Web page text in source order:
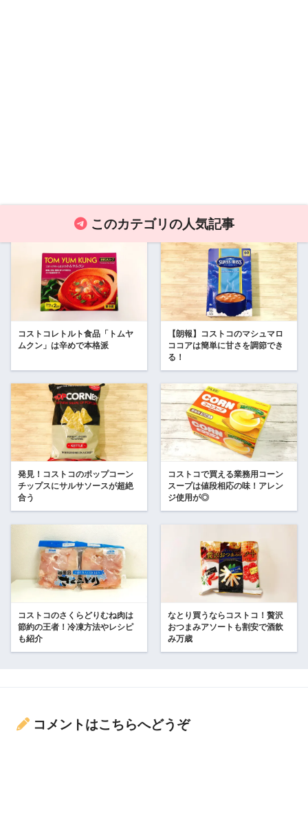
このカテゴリの人気記事
コストコレトルト食品「トムヤ
ムクン」は辛めで本格派
【朗報】コストコのマシュマロ
ココアは簡単に甘さを調節でき
る！
発見！コストコのポップコーン
チップスにサルサソースが超絶
合う
コストコで買える業務用コーン
スープは値段相応の味！アレン
ジ使用が◎
コストコのさくらどりむね肉は
節約の王者！冷凍方法やレシピ
も紹介
なとり買うならコストコ！贅沢
おつまみアソートも割安で酒飲
み万歳
コメントはこちらへどうぞ